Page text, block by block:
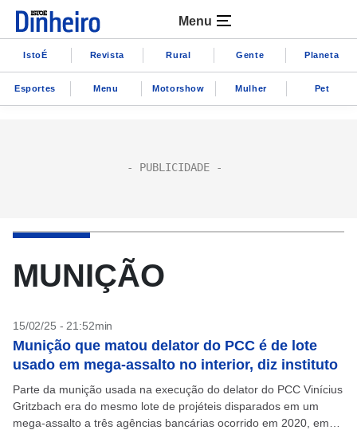
Menu
IstoÉ Revista Rural Gente Planeta
Esportes Menu Motorshow Mulher Pet
MUNIÇÃO
15/02/25 - 21:52min
Munição que matou delator do PCC é de lote
usado em mega-assalto no interior, diz instituto
Parte da munição usada na execução do delator do PCC Vinícius
Gritzbach era do mesmo lote de projéteis disparados em um
mega-assalto a três agências bancárias ocorrido em 2020, em